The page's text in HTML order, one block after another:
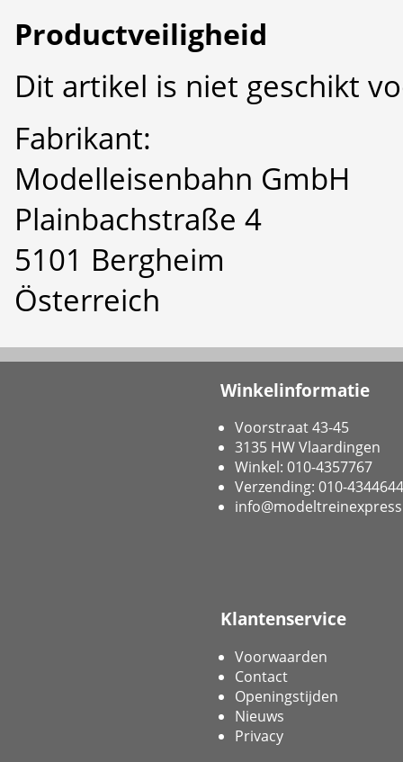
Productveiligheid
Dit artikel is niet geschikt
Fabrikant:
Modelleisenbahn GmbH
Plainbachstraße 4
5101 Bergheim
Österreich
Winkelinformatie
Voorstraat 43-45
3135 HW Vlaardingen
Winkel: 010-4357767
Verzending: 010-4344644
Klantenservice
Voorwaarden
Contact
Openingstijden
Nieuws
Privacy